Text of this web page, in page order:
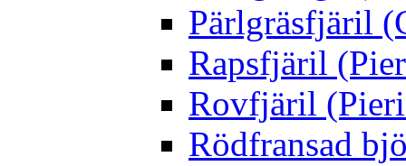
Pärlgräsfjäril
Rapsfjäril
Rovfjäril
Rödfransad